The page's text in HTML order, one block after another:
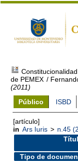
de PEMEX /
(2011)
Público
ISBD
[artículo]
in Ars Iuris > n.45
Tipo de